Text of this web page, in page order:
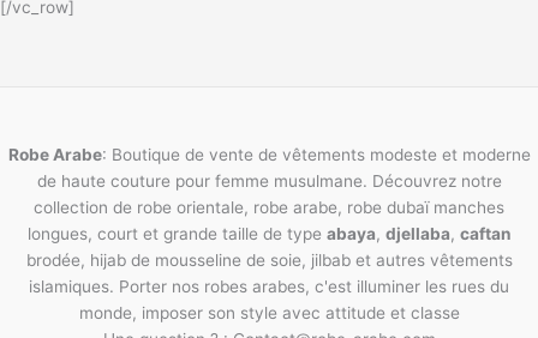
[/vc_row]
Robe Arabe: Boutique de vente de vêtements modeste et moderne
de haute couture pour femme musulmane. Découvrez notre
collection de robe orientale, robe arabe, robe dubaï manches
longues, court et grande taille de type abaya, djellaba, caftan
brodée, hijab de mousseline de soie, jilbab et autres vêtements
islamiques. Porter nos robes arabes, c'est illuminer les rues du
monde, imposer son style avec attitude et classe